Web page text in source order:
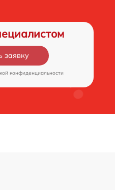
заявку
конфиденциальности